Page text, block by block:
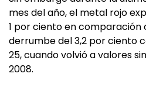
mes del año, el metal rojo
1 por ciento en comparación
derrumbe del 3,2 por ciento
25, cuando volvió a valores
2008.